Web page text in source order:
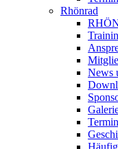
Rhönrad
News